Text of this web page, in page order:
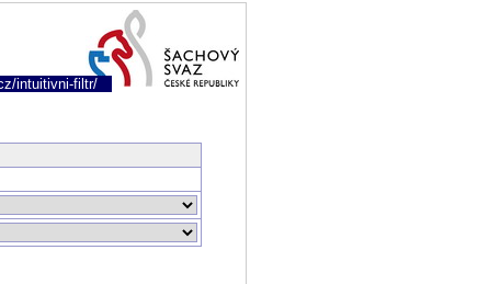
intuitivni-filtr/